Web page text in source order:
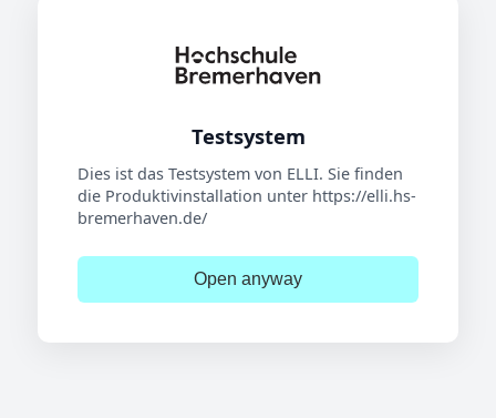
Testsystem
Dies ist das Testsystem von ELLI. Sie finden
die Produktivinstallation unter https://elli.hs-
bremerhaven.de/
Open anyway